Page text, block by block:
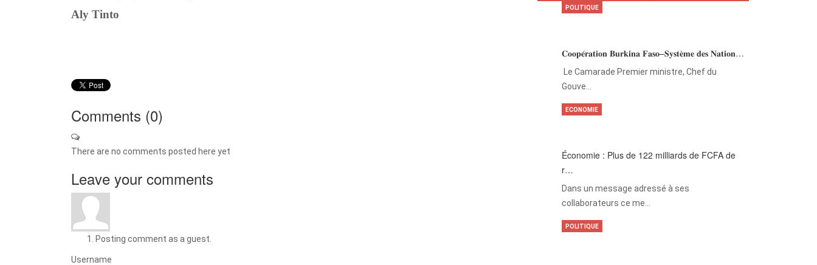
Aly Tinto
Comments (0)
There are no comments posted here yet
Leave your comments
Posting comment as a guest.
Username
𝐂𝐨𝐨𝐩𝐞́𝐫𝐚𝐭𝐢𝐨𝐧 𝐁𝐮𝐫𝐤𝐢𝐧𝐚 𝐅𝐚𝐬𝐨–𝐒𝐲𝐬𝐭𝐞̀𝐦𝐞 𝐝𝐞𝐬 𝐍𝐚𝐭𝐢𝐨𝐧…
‎Le Camarade Premier ministre, Chef du
Gouve…
POLITIQUE
Économie : Plus de 122 milliards de FCFA de
r…
Dans un message adressé à ses
collaborateurs ce me…
ECONOMIE
POLITIQUE